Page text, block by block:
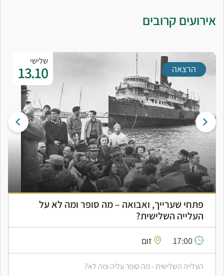
אירועים קרובים
שלישי
13.10 הרצאה
פתחי שערייך, ואבואה – מה סופר ומה לא על
העלייה השלישית?
זום
העלייה השלישית - מה סופר עליה ומה לא?